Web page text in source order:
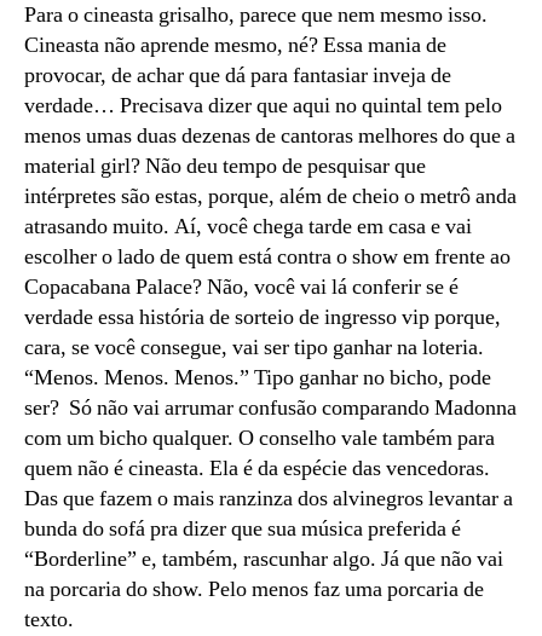
Para o cineasta grisalho, parece que nem mesmo isso.
Cineasta não aprende mesmo, né? Essa mania de
provocar, de achar que dá para fantasiar inveja de
verdade… Precisava dizer que aqui no quintal tem pelo
menos umas duas dezenas de cantoras melhores do que a
material girl? Não deu tempo de pesquisar que
intérpretes são estas, porque, além de cheio o metrô anda
atrasando muito. Aí, você chega tarde em casa e vai
escolher o lado de quem está contra o show em frente ao
Copacabana Palace? Não, você vai lá conferir se é
verdade essa história de sorteio de ingresso vip porque,
cara, se você consegue, vai ser tipo ganhar na loteria.
“Menos. Menos. Menos.” Tipo ganhar no bicho, pode
ser? Só não vai arrumar confusão comparando Madonna
com um bicho qualquer. O conselho vale também para
quem não é cineasta. Ela é da espécie das vencedoras.
Das que fazem o mais ranzinza dos alvinegros levantar a
bunda do sofá pra dizer que sua música preferida é
“Borderline” e, também, rascunhar algo. Já que não vai
na porcaria do show. Pelo menos faz uma porcaria de
texto.